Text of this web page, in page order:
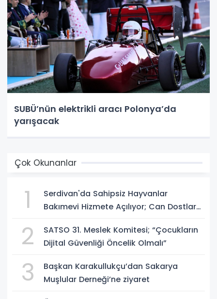
SUBÜ’nün elektrikli aracı Polonya’da
yarışacak
Çok Okunanlar
1
Serdivan'da Sahipsiz Hayvanlar
Bakımevi Hizmete Açılıyor; Can Dostlara
2
SATSO 31. Meslek Komitesi; “Çocukların
Dijital Güvenliği Öncelik Olmalı”
3
Başkan Karakullukçu’dan Sakarya
Muşlular Derneği’ne ziyaret